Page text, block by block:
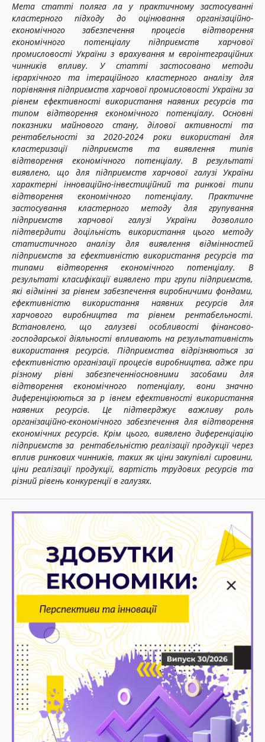
Мета статті поляга ла у практичному застосуванні
кластерного підходу до оцінювання організаційно-
економічного забезпечення процесів відтворення
економічного потенціалу підприємств харчової
промисловості України з врахування м євроінтеграційних
чинників впливу. У статті застосовано методи
ієрархічного та ітераційного кластерного аналізу для
порівняння підприємств харчової промисловості України за
рівнем ефективності використання наявних ресурсів та
типом відтворення економічного потенціалу. Основні
показники майнового стану, ділової активності та
рентабельності за 2020-2024 роки використані для
кластеризації підприємств та виявлення типів
відтворення економічного потенціалу. В результаті
виявлено, що для підприємств харчової галузі України
характерні інноваційно-інвестиційний та ринкові типи
відтворення економічного потенціалу. Практичне
застосування кластерного методу для групування
підприємств харчової галузі України дозволило
підтвердити доцільність використання цього методу
статистичного аналізу для виявленнявідмінностей
підприємств за ефективністю використання ресурсів та
типами відтворення економічного потенціалу. В
результаті класифікації виявлено три групи підприємств,
які відмінні за рівнем забезпечення виробничими фондами,
ефективністю використання наявних ресурсів для
харчового виробництва та рівнем рентабельності.
Встановлено, що галузеві особливості фінансово-
господарської діяльності впливають на результативність
використання ресурсів. Підприємства відрізняються за
ефективністю організації процесів виробництва, адже при
різному рівні забезпеченніосновнимизасобами для
відтворення економічного потенціалу, вони значно
диференціюються за р івнем ефективності використання
наявних ресурсів. Це підтверджує важливу роль
організаційно-економічного забезпечення для відтворення
економічних ресурсів. Крім цього, виявлено диференціацію
підприємств за рентабельністю реалізації продукції через
вплив ринкових чинників, таких як ціни закупівлі сировини,
ціни реалізації продукції, вартість трудових ресурсів та
різний рівень конкуренції в галузях.